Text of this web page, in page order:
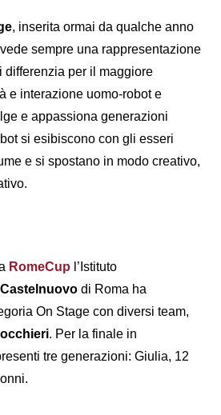
, inserita ormai da qualche anno
sempre una rappresentazione
differenzia per il maggiore
e interazione uomo-robot e
e appassiona generazioni
si esibiscono con gli esseri
e si spostano in modo creativo,
RomeCup l’Istituto
Castelnuovo di Roma ha
On Stage con diversi team,
. Per la finale in
tre generazioni: Giulia, 12